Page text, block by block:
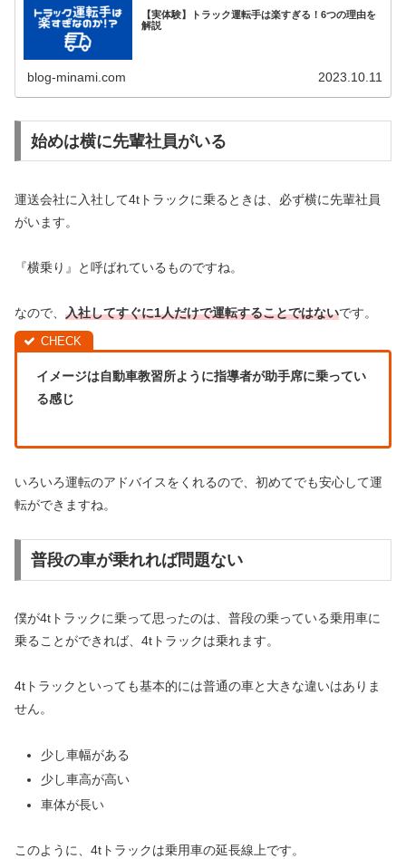
【実体験】トラック運転手は楽すぎる！6つの理由を
解説
blog-minami.com 2023.10.11
始めは横に先輩社員がいる
運送会社に入社して4tトラックに乗るときは、必ず横に先輩社員
がいます。
『横乗り』と呼ばれているものですね。
なので、 入社してすぐに1人だけで運転することではないです。
イメージは自動車教習所ように指導者が助手席に乗ってい
る感じ
いろいろ運転のアドバイスをくれるので、初めてでも安心して運
転ができますね。
普段の車が乗れれば問題ない
僕が4tトラックに乗って思ったのは、普段の乗っている乗用車に
乗ることができれば、4tトラックは乗れます。
4tトラックといっても基本的には普通の車と大きな違いはありま
せん。
少し車幅がある
少し車高が高い
車体が長い
このように、4tトラックは乗用車の延長線上です。